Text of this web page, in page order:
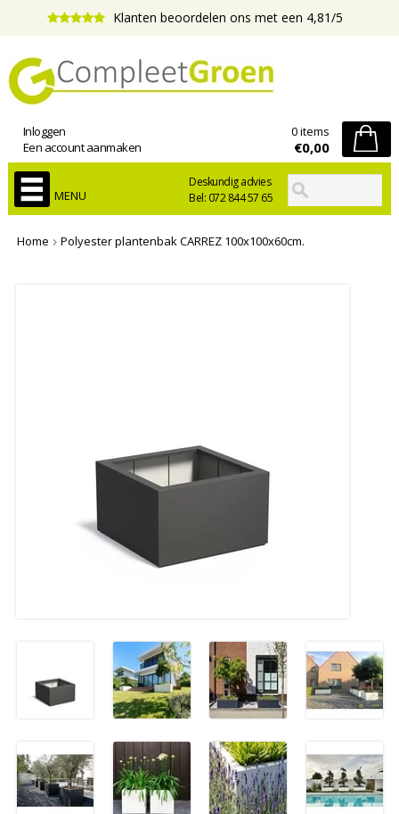
Klanten beoordelen ons met een 4,81/5
Deskundig advies
Bel: 072 844 57 65
Inloggen
Een account aanmaken
0 items
€0,00
MENU
Home Polyester plantenbak CARREZ 100x100x60cm.